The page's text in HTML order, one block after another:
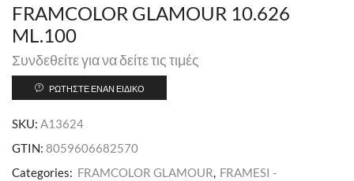
FRAMCOLOR GLAMOUR 10.626
ML.100
Συνδεθείτε για να δείτε τις τιμές
ΡΩΤΉΣΤΕ ΈΝΑΝ ΕΙΔΙΚΌ
SKU: A13624
GTIN: 8059606682570
Categories: FRAMCOLOR GLAMOUR, FRAMESI -